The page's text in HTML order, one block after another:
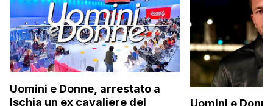
Uomini e Donne, arrestato a
Ischia un ex cavaliere del
Uomini e